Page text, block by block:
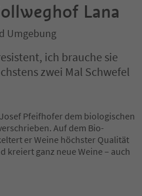
Lana
Umgebung
ich brauche sie
zwei Mal Schwefel
Pfeifhofer dem biologischen
Auf dem Bio-
er Weine höchster Qualität
kreiert ganz neue Weine – auch